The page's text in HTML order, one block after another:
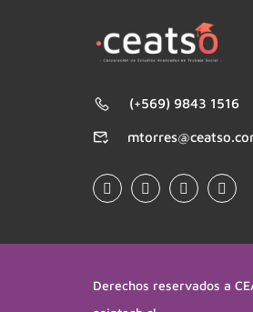
(+569) 9843 1516
Derechos reservados a